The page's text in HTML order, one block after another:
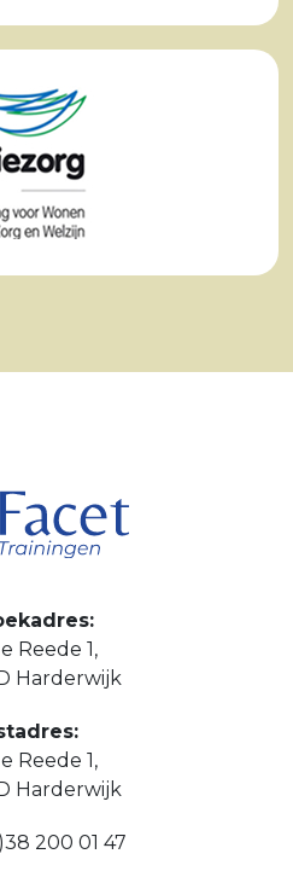
Reede 1,
Harderwijk
Reede 1,
Harderwijk
200 01 47